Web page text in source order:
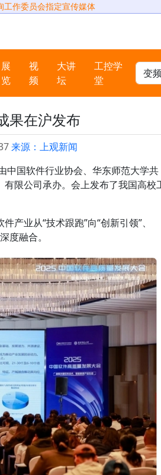
工作委员会指定宣传媒体
展
览
视
频
大讲
坛
工控学
堂
果在沪发布
来源：上观新闻
中国软件行业协会、华东师范大学共
限公司承办。会上发布了我国高校
业从“技术跟跑”向“创新引领”、
度融合。